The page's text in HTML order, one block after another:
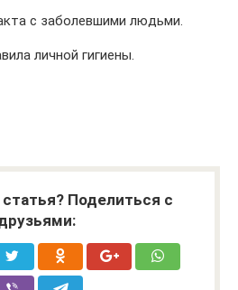
с заболевшими людьми.
личной гигиены.
Поделиться с